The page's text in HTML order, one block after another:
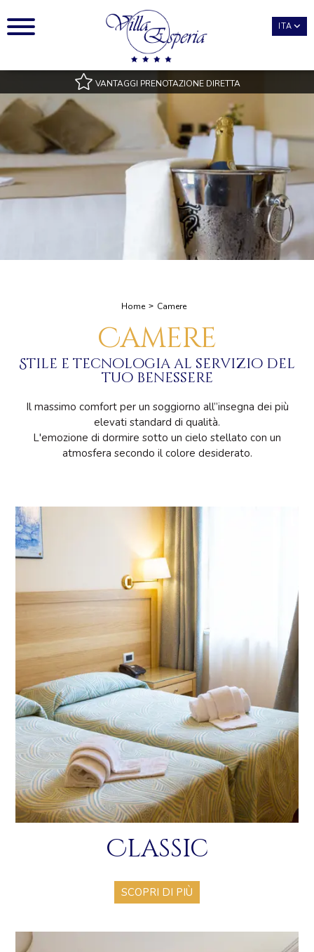
ITA
VANTAGGI PRENOTAZIONE DIRETTA
Miglior Tariffa Garantita
Accesso piscina, con teli inclusi
Tipologie di camere in Esclusiva Sito
Migliori condizioni di pagamento e cancellazione
Benefits esclusivi
Home Camere
Camere
Stile e tecnologia al servizio del
tuo benessere
Il massimo comfort per un soggiorno all”insegna dei più
elevati standard di qualità.
L'emozione di dormire sotto un cielo stellato con un
atmosfera secondo il colore desiderato.
Classic
SCOPRI DI PIÙ